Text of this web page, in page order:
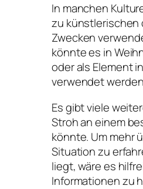
In manchen
zu künstlerischen
Zwecken
könnte es in
oder als Element
verwendet
Es gibt viele
Stroh an einem
könnte. Um mehr
Situation zu
liegt, wäre es
Informationen zu